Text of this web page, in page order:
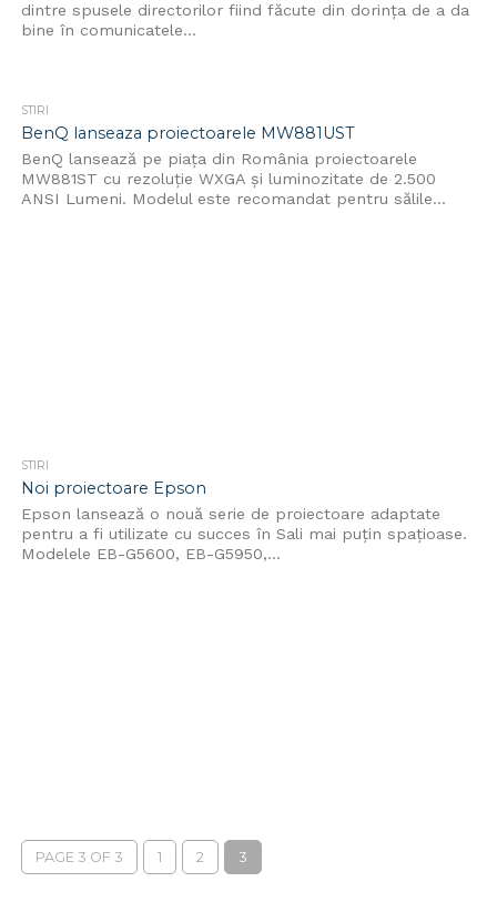
dintre spusele directorilor fiind făcute din dorința de a da
bine în comunicatele...
STIRI
BenQ lanseaza proiectoarele MW881UST
BenQ lansează pe piața din România proiectoarele
MW881ST cu rezoluție WXGA și luminozitate de 2.500
ANSI Lumeni. Modelul este recomandat pentru sălile...
STIRI
Noi proiectoare Epson
Epson lansează o nouă serie de proiectoare adaptate
pentru a fi utilizate cu succes în Sali mai puțin spațioase.
Modelele EB-G5600, EB-G5950,...
PAGE 3 OF 3 1 2 3